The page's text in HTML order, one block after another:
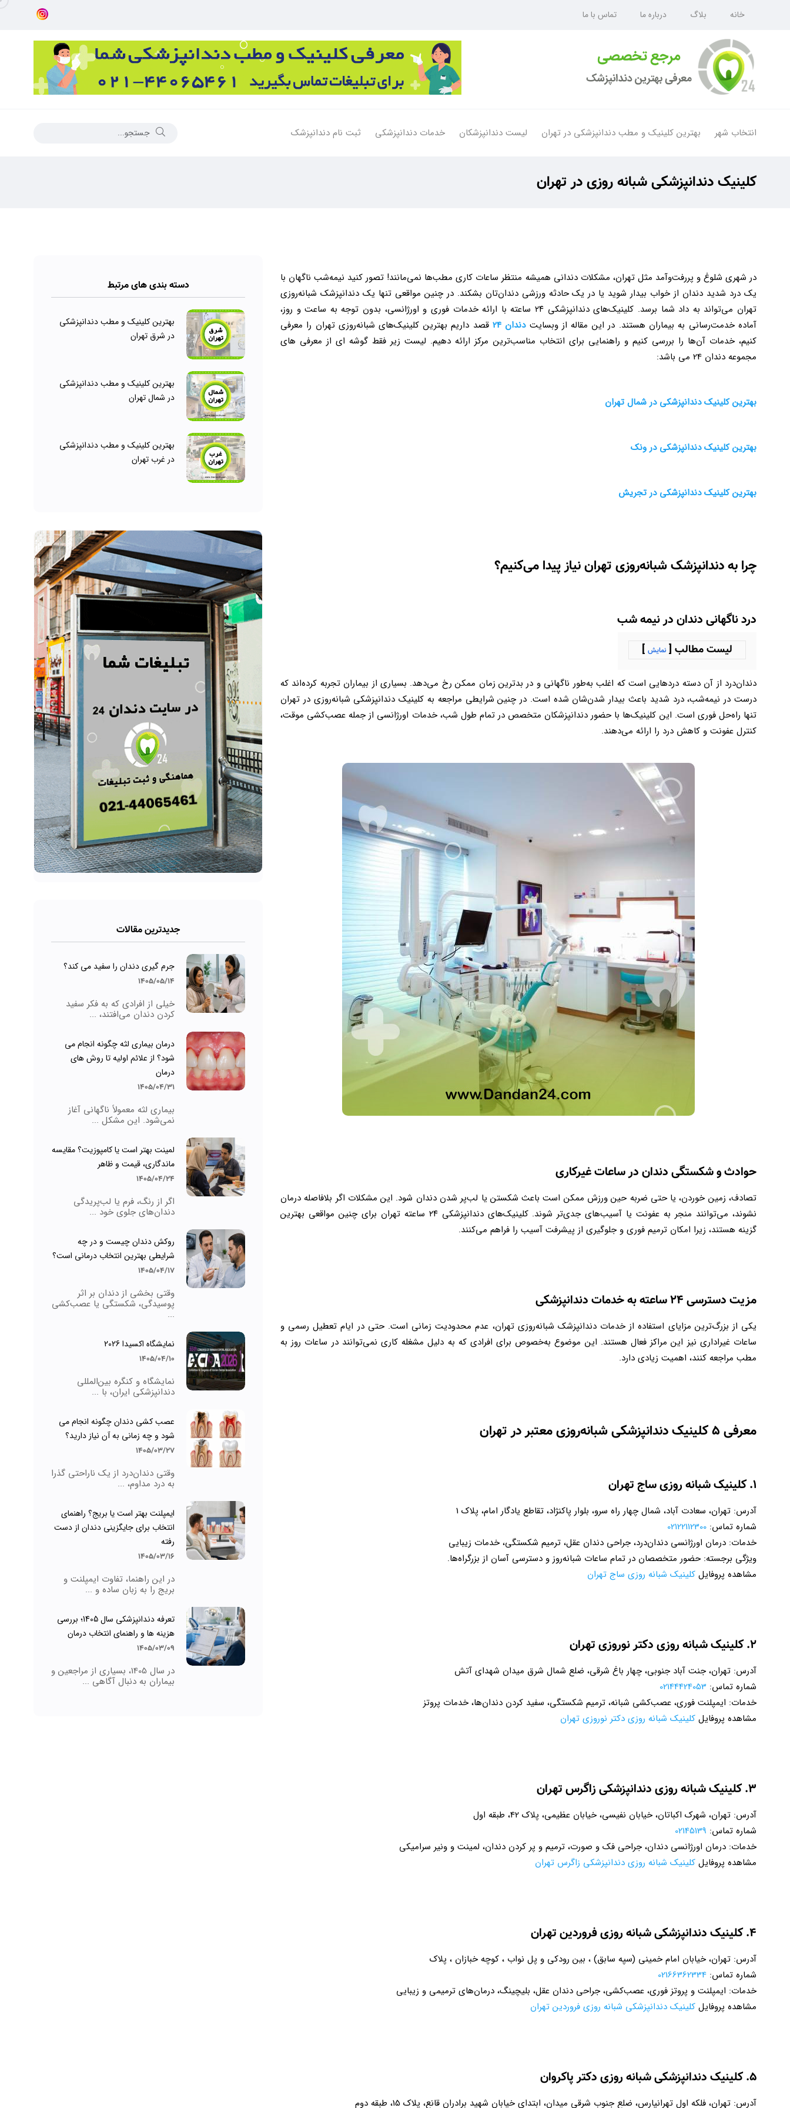
خانه بلاگ درباره ما تماس با ما
انتخاب شهر بهترین کلینیک و مطب دندانپزشکی در تهران لیست دندانپزشکان خدمات دندانپزشکی ثبت نام دندانپزشک
کلینیک دندانپزشکی شبانه روزی در تهران
در شهری شلوغ و پررفت‌وآمد مثل تهران، مشکلات دندانی همیشه منتظر ساعات کاری مطب‌ها نمی‌مانند! تصور کنید نیمه‌شب ناگهان با
یک درد شدید دندان از خواب بیدار شوید یا در یک حادثه ورزشی دندان‌تان بشکند. در چنین مواقعی تنها یک دندانپزشک شبانه‌روزی
تهران می‌تواند به داد شما برسد. کلینیک‌های دندانپزشکی ۲۴ ساعته با ارائه خدمات فوری و اورژانسی، بدون توجه به ساعت و روز،
آماده خدمت‌رسانی به بیماران هستند. در این مقاله از وبسایتدندان 24
قصد داریم بهترین کلینیک‌های شبانه‌روزی تهران را معرفی
کنیم، خدمات آن‌ها را بررسی کنیم و راهنمایی برای انتخاب مناسب‌ترین مرکز ارائه دهیم. لیست زیر فقط گوشه ای از معرفی های
مجموعه دندان 24 می باشد:
بهترین کلینیک دندانپزشکی در شمال تهران
بهترین کلینیک دندانپزشکی در ونک
بهترین کلینیک دندانپزشکی در تجریش
چرا به دندانپزشک شبانه‌روزی تهران نیاز پیدا می‌کنیم؟
درد ناگهانی دندان در نیمه شب
لیست مطالب [ نمایش ]
دندان‌درد از آن دسته دردهایی است که اغلب به‌طور ناگهانی و در بدترین زمان ممکن رخ می‌دهد. بسیاری از بیماران تجربه کرده‌اند که
درست در نیمه‌شب، درد شدید باعث بیدار شدن‌شان شده است. در چنین شرایطی مراجعه به کلینیک دندانپزشکی شبانه‌روزی در تهران
تنها راه‌حل فوری است. این کلینیک‌ها با حضور دندانپزشکان متخصص در تمام طول شب، خدمات اورژانسی از جمله عصب‌کشی موقت،
کنترل عفونت و کاهش درد را ارائه می‌دهند.
حوادث و شکستگی دندان در ساعات غیرکاری
تصادف، زمین خوردن، یا حتی ضربه حین ورزش ممکن است باعث شکستن یا لب‌پر شدن دندان شود. این مشکلات اگر بلافاصله درمان
نشوند، می‌توانند منجر به عفونت یا آسیب‌های جدی‌تر شوند. کلینیک‌های دندانپزشکی ۲۴ ساعته تهران برای چنین مواقعی بهترین
گزینه هستند، زیرا امکان ترمیم فوری و جلوگیری از پیشرفت آسیب را فراهم می‌کنند.
مزیت دسترسی ۲۴ ساعته به خدمات دندانپزشکی
یکی از بزرگ‌ترین مزایای استفاده از خدمات دندانپزشک شبانه‌روزی تهران، عدم محدودیت زمانی است. حتی در ایام تعطیل رسمی و
ساعات غیراداری نیز این مراکز فعال هستند. این موضوع به‌خصوص برای افرادی که به دلیل مشغله کاری نمی‌توانند در ساعات روز به
مطب مراجعه کنند، اهمیت زیادی دارد.
معرفی ۵ کلینیک دندانپزشکی شبانه‌روزی معتبر در تهران
۱. کلینیک شبانه روزی ساج تهران
آدرس: تهران، سعادت آباد، شمال چهار راه سرو، بلوار پاکنژاد، تقاطع یادگار امام، پلاک 1
شماره تماس: 02122112300
خدمات: درمان اورژانسی دندان‌درد، جراحی دندان عقل، ترمیم شکستگی، خدمات زیبایی
ویژگی برجسته: حضور متخصصان در تمام ساعات شبانه‌روز و دسترسی آسان از بزرگراه‌ها.
مشاهده پروفایل کلینیک شبانه روزی ساج تهران
۲. کلینیک شبانه روزی دکتر نوروزی تهران
آدرس: تهران، جنت آباد جنوبی، چهار باغ شرقی، ضلع شمال شرق میدان شهدای آتش
شماره تماس: 02144424053
خدمات: ایمپلنت فوری، عصب‌کشی شبانه، ترمیم شکستگی، سفید کردن دندان‌ها، خدمات پروتز
مشاهده پروفایل کلینیک شبانه روزی دکتر نوروزی تهران
۳. کلینیک شبانه روزی دندانپزشکی زاگرس تهران
آدرس: تهران، شهرک اکباتان، خیابان نفیسی، خیابان عظیمی، پلاک 42، طبقه اول
شماره تماس: 02145139
خدمات: درمان اورژانسی دندان، جراحی فک و صورت، ترمیم و پر کردن دندان، لمینت و ونیر سرامیکی
مشاهده پروفایل کلینیک شبانه روزی دندانپزشکی زاگرس تهران
۴. کلینیک دندانپزشکی شبانه روزی فروردین تهران
آدرس: تهران، خیابان امام خمینی (سپه سابق) ، بین رودکی و پل نواب ، کوچه خبازان ، پلاک
شماره تماس: 02166362334
خدمات: ایمپلنت و پروتز فوری، عصب‌کشی، جراحی دندان عقل، بلیچینگ، درمان‌های ترمیمی و زیبایی
مشاهده پروفایل کلینیک دندانپزشکی شبانه روزی فروردین تهران
۵. کلینیک دندانپزشکی شبانه روزی دکتر پاکروان
آدرس: تهران، فلکه اول تهرانپارس، ضلع جنوب شرقی میدان، ابتدای خیابان شهید برادران قانع، پلاک 15، طبقه دوم
دسته بندی های مرتبط
بهترین کلینیک و مطب دندانپزشکی
در شرق تهران
بهترین کلینیک و مطب دندانپزشکی
در شمال تهران
بهترین کلینیک و مطب دندانپزشکی
در غرب تهران
جدیدترین مقالات
جرم گیری دندان را سفید می کند؟
1405/05/14
خیلی از افرادی که به فکر سفید
کردن دندان می‌افتند، ...
درمان بیماری لثه چگونه انجام می
شود؟ از علائم اولیه تا روش های
درمان
1405/04/31
بیماری لثه معمولاً ناگهانی آغاز
نمی‌شود. این مشکل ...
لمینت بهتر است یا کامپوزیت؟ مقایسه
ماندگاری، قیمت و ظاهر
1405/04/24
اگر از رنگ، فرم یا لب‌پریدگی
دندان‌های جلوی خود ...
روکش دندان چیست و در چه
شرایطی بهترین انتخاب درمانی است؟
1405/04/17
وقتی بخشی از دندان بر اثر
پوسیدگی، شکستگی یا عصب‌کشی
...
نمایشگاه اکسیدا 2026
1405/04/10
نمایشگاه و کنگره بین‌المللی
دندانپزشکی ایران، با ...
عصب کشی دندان چگونه انجام می
شود و چه زمانی به آن نیاز دارید؟
1405/03/27
وقتی دندان‌درد از یک ناراحتی گذرا
به درد مداوم، ...
ایمپلنت بهتر است یا بریج؟ راهنمای
انتخاب برای جایگزینی دندان از دست
رفته
1405/03/16
در این راهنما، تفاوت ایمپلنت و
بریج را به زبان ساده و ...
تعرفه دندانپزشکی سال 1405؛ بررسی
هزینه ها و راهنمای انتخاب درمان
1405/03/09
در سال 1405، بسیاری از مراجعین و
بیماران به دنبال آگاهی ...